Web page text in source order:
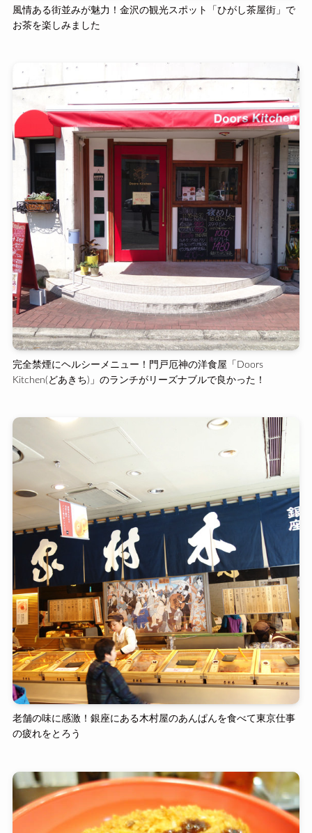
風情ある街並みが魅力！金沢の観光スポット「ひがし茶屋街」で
お茶を楽しみました
完全禁煙にヘルシーメニュー！門戸厄神の洋食屋「Doors
Kitchen(どあきち)」のランチがリーズナブルで良かった！
老舗の味に感激！銀座にある木村屋のあんぱんを食べて東京仕事
の疲れをとろう